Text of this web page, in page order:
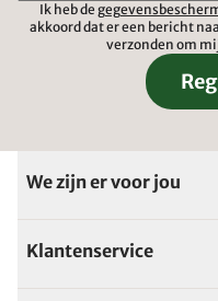
Ik heb de
akkoord dat er een bericht
verzonden om
We zijn er voor jou
Klantenservice